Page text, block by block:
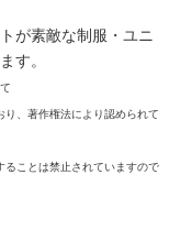
が素敵な制服・ユニ
す。
、著作権法により認められて
ることは禁止されていますので